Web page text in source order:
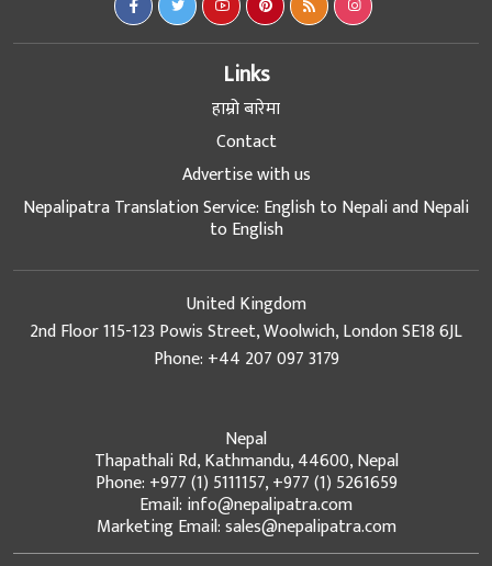
Links
हाम्रो बारेमा
Contact
Advertise with us
Nepalipatra Translation Service: English to Nepali and Nepali
to English
United Kingdom
2nd Floor 115-123 Powis Street, Woolwich, London SE18 6JL
Phone: +44 207 097 3179
Nepal
Thapathali Rd, Kathmandu, 44600, Nepal
Phone: +977 (1) 5111157, +977 (1) 5261659
Email: info@nepalipatra.com
Marketing Email: sales@nepalipatra.com